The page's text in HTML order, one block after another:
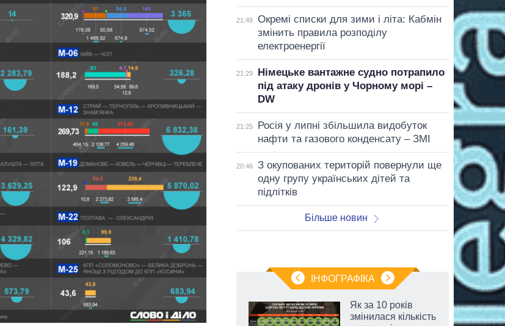
21:49
Окремі списки для зими і літа: Кабмін
змінить правила розподілу
електроенергії
21:29
Німецьке вантажне судно потрапило
під атаку дронів у Чорному морі –
DW
21:25
Росія у липні збільшила видобуток
нафти та газового конденсату – ЗМІ
20:46
З окупованих територій повернули ще
одну групу українських дітей та
підлітків
Більше новин
ІНФОГРАФІКА
Як зросли тарифи
на холодну воду у
Як за 10 років
змінилася кількість